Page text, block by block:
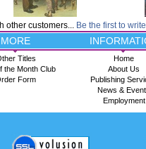
other customers... Be the first to
MORE
Titles
the Month Club
Form
Home
About Us
Publishing
News &
Employment